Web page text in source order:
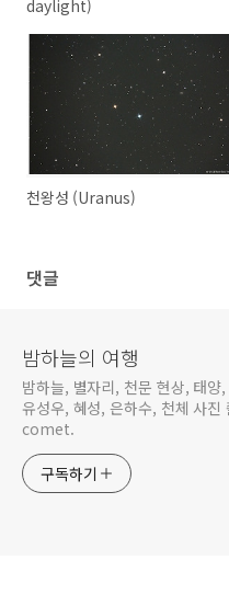
daylight)
천왕성 (Uranus)
댓글
밤하늘의 여행
밤하늘, 별자리, 천문 현상, 태양
유성우, 혜성, 은하수, 천체 사
comet.
구독하기